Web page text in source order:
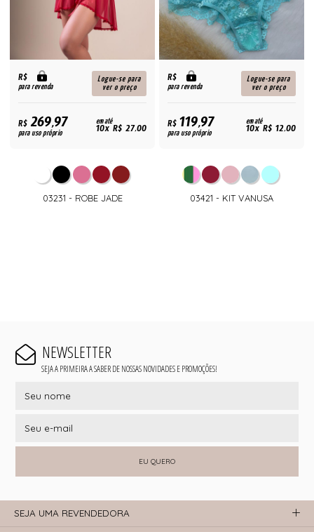
R$
para revenda
Logue-se para
ver o preço
R$269,97
para uso próprio
em até
10x R$ 27,00
03231 - ROBE JADE
R$
para revenda
Logue-se para
ver o preço
R$119,97
para uso próprio
em até
10x R$ 12,00
03421 - KIT VANUSA
NEWSLETTER
SEJA A PRIMEIRA A SABER DE NOSSAS NOVIDADES E PROMOÇÕES!
EU QUERO
SEJA UMA REVENDEDORA